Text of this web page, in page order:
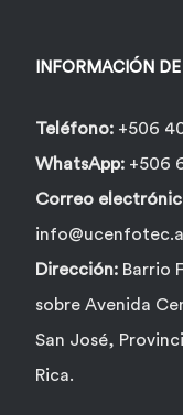
INFORMACIÓN
Teléfono: +506
WhatsApp: +506
Correo
Dirección: Barrio
sobre Avenida
San José,
Rica.